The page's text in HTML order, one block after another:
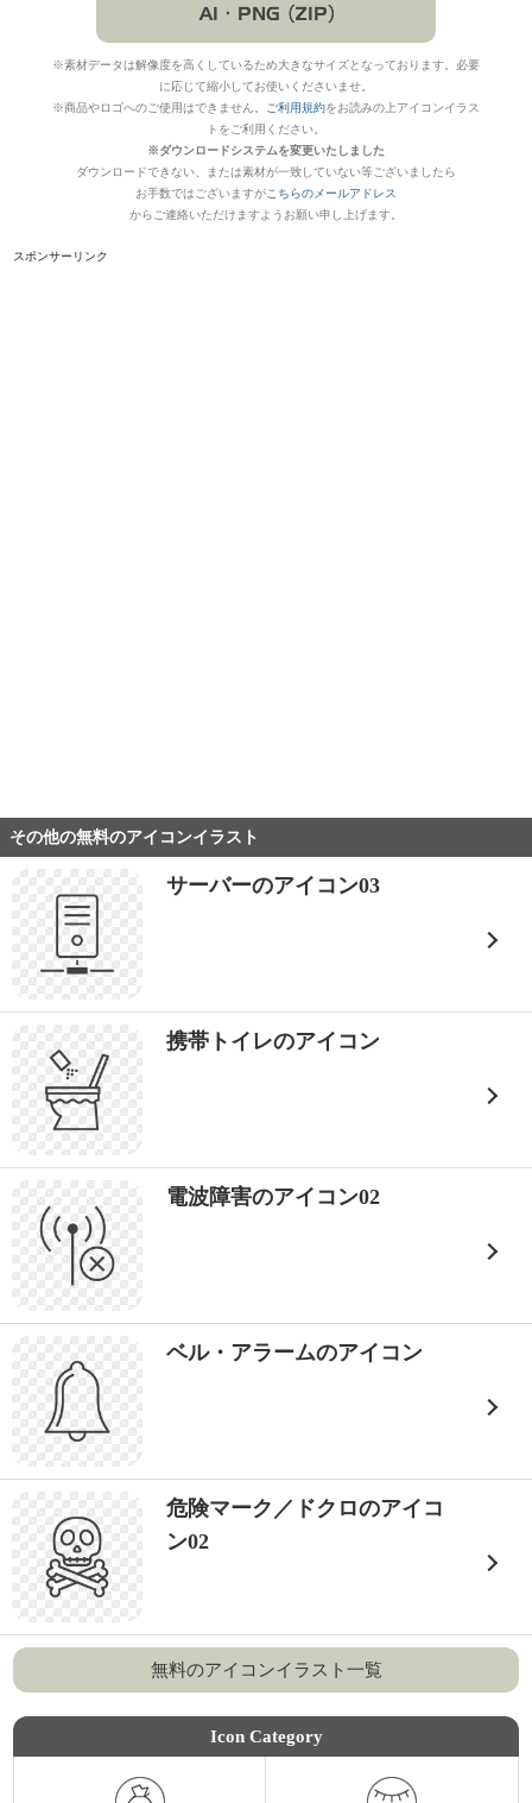
※素材データは解像度を高くしているため大きなサイズとなっております。必要
に応じて縮小してお使いくださいませ。
※商品やロゴへのご使用はできません。
ご利用規約をお読みの上アイコンイラス
トをご利用ください。
※ダウンロードシステムを変更いたしました
ダウンロードできない、または素材が一致していない等ございましたら
お手数ではございますがこちらのメールアドレス
からご連絡いただけますようお願い申し上げます。
スポンサーリンク
その他の無料のアイコンイラスト
サーバーのアイコン03
携帯トイレのアイコン
電波障害のアイコン02
ベル・アラームのアイコン
危険マーク／ドクロのアイコ
ン02
無料のアイコンイラスト一覧
Icon Category